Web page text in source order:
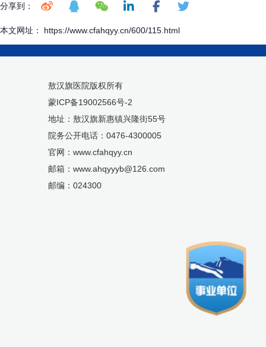
分享到：
本文网址： https://www.cfahqyy.cn/600/115.html
敖汉旗医院版权所有
蒙ICP备19002566号-2
地址：敖汉旗新惠镇兴隆街55号
院务公开电话：0476-4300005
官网：www.cfahqyy.cn
邮箱：www.ahqyyyb@126.com
邮编：024300